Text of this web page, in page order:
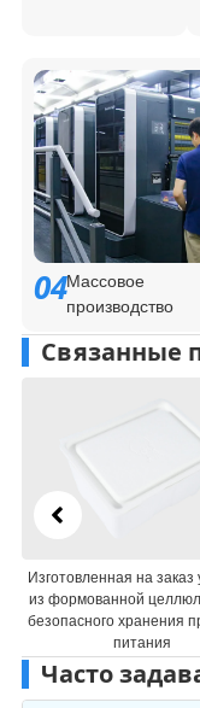
04Массовое
производство
Связанные
на заказ
целлюлозы для
хранения
питания
Часто